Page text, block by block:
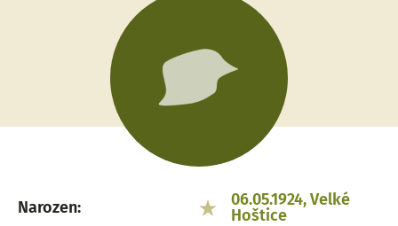
Narozen:
06.05.1924, Velké
Hoštice